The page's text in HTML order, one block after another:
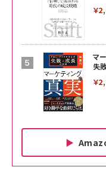
￥
マ
失
￥